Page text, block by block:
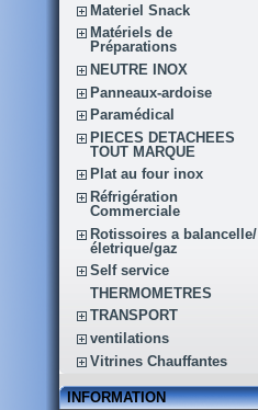
Materiel Snack
Matériels de
Préparations
NEUTRE INOX
Panneaux-ardoise
Paramédical
PIECES DETACHEES
TOUT MARQUE
Plat au four inox
Réfrigération
Commerciale
Rotissoires a balancelle/
életrique/gaz
Self service
THERMOMETRES
TRANSPORT
ventilations
Vitrines Chauffantes
INFORMATION